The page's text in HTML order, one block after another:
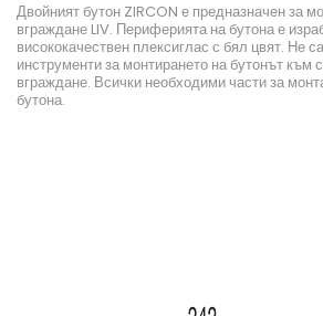
Двойният бутон ZIRCON е предназначен за
вграждане LIV. Периферията на бутона е
висококачествен плексиглас с бял цвят. Не
инструменти за монтирането на бутонът към
вграждане. Всички необходими части за
бутона.